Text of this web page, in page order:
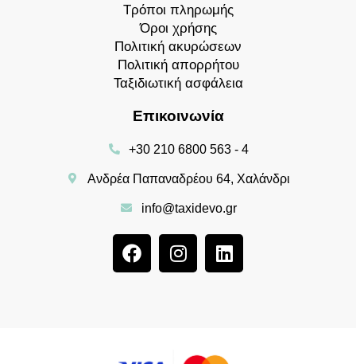
Τρόποι πληρωμής
Όροι χρήσης
Πολιτική ακυρώσεων
Πολιτική απορρήτου
Ταξιδιωτική ασφάλεια
Επικοινωνία
+30 210 6800 563 - 4
Ανδρέα Παπαναδρέου 64, Χαλάνδρι
info@taxidevo.gr